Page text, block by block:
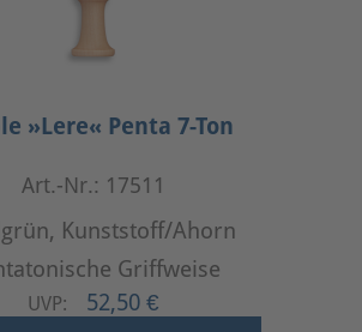
»Lere« Penta 7-Ton
Art.-Nr.: 17511
Kunststoff/Ahorn
Griffweise
UVP: 52,50 €